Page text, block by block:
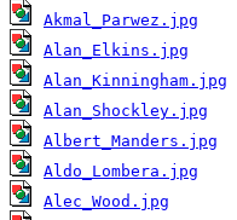
Akmal_Parwez.jpg
Alan_Elkins.jpg
Alan_Kinningham.jpg
Alan_Shockley.jpg
Albert_Manders.jpg
Aldo_Lombera.jpg
Alec_Wood.jpg